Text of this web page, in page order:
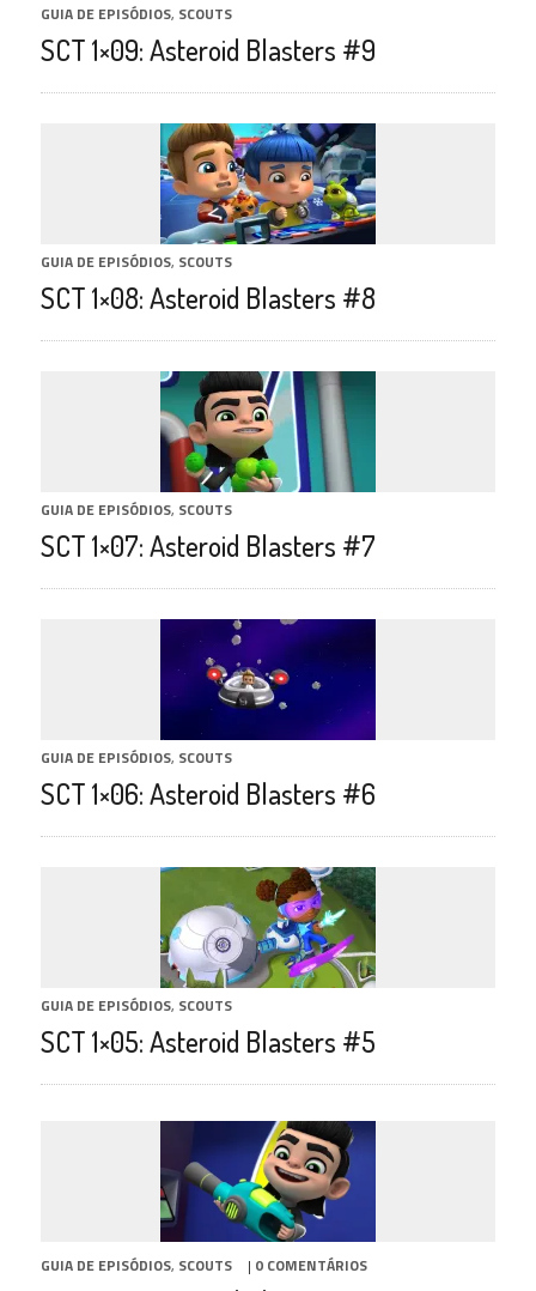
GUIA DE EPISÓDIOS, SCOUTS
SCT 1×09: Asteroid Blasters #9
GUIA DE EPISÓDIOS, SCOUTS
SCT 1×08: Asteroid Blasters #8
GUIA DE EPISÓDIOS, SCOUTS
SCT 1×07: Asteroid Blasters #7
GUIA DE EPISÓDIOS, SCOUTS
SCT 1×06: Asteroid Blasters #6
GUIA DE EPISÓDIOS, SCOUTS
SCT 1×05: Asteroid Blasters #5
GUIA DE EPISÓDIOS, SCOUTS | 0 COMENTÁRIOS